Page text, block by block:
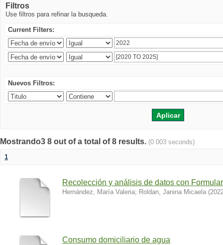
Filtros
Use filtros para refinar la busqueda.
Current Filters:
Nuevos Filtros:
Mostrando3 8 out of a total of 8 results. (0.003 seconds)
1
Recolección y análisis de datos con
Hernández, María Valeria; Roldan, Janina Micaela (
Consumo domiciliario de agua